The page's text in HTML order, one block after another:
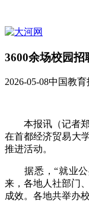
3600余场校园
2026-05-08中国教育
本报讯（记者郑
在首都经济贸易大
推进活动。
据悉，“就业公
来，各地人社部门
成效。各地共举办